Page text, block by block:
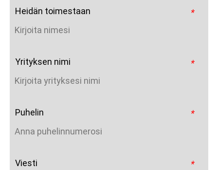
*
Heidän toimestaan
*
Yrityksen nimi
*
Puhelin
*
Viesti